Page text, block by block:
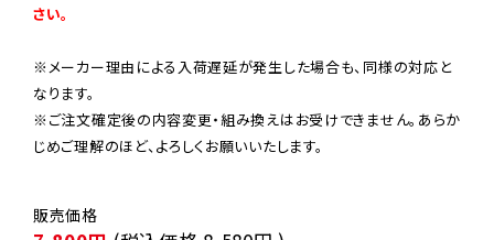
さい。
※メーカー理由による入荷遅延が発生した場合も、同様の対応と
なります。
※ご注文確定後の内容変更・組み換えはお受けできません。あらか
じめご理解のほど、よろしくお願いいたします。